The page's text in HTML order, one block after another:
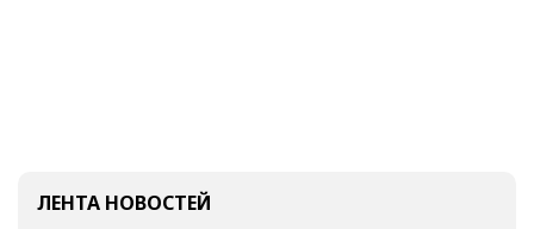
ЛЕНТА НОВОСТЕЙ